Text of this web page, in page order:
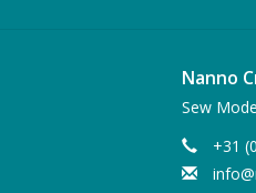
Nanno
Sew
+31